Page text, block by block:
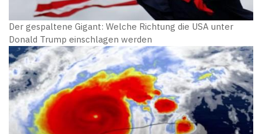
Der gespaltene Gigant: Welche Richtung die USA unter
Donald Trump einschlagen werden